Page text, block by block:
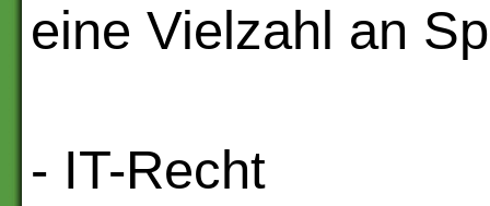
eine Vielzahl an
- IT-Recht